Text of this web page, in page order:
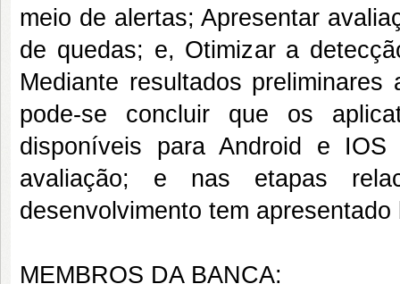
meio de alertas; Apresentar
de quedas; e, Otimizar a
Mediante resultados
pode-se concluir que os
disponíveis para Android e IOS
avaliação; e nas etapas
desenvolvimento tem
MEMBROS DA BANCA: